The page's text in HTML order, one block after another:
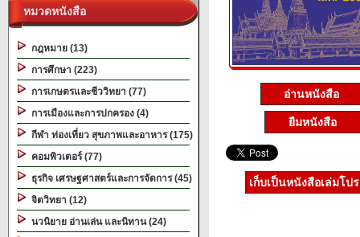
หมวดหนังสือ
กฎหมาย (13)
การศึกษา (223)
การเกษตรและชีววิทยา (77)
การเมืองและการปกครอง (4)
กีฬา ท่องเที่ยว สุขภาพและอาหาร (175)
คอมพิวเตอร์ (77)
ธุรกิจ เศรษฐศาสตร์และการจัดการ (45)
จิตวิทยา (12)
นวนิยาย อ่านเล่น และนิทาน (24)
อ่านหนังสือ
ยืมหนังสือ
เก็บเป็นหนังสือเล่มโป